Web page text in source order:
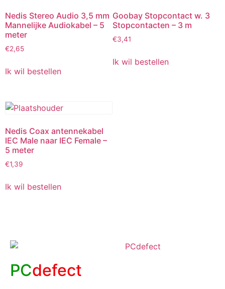
Nedis Stereo Audio 3,5 mm
Mannelijke Audiokabel – 5
meter
€2,65
Ik wil bestellen
Goobay Stopcontact w. 3
Stopcontacten – 3 m
€3,41
Ik wil bestellen
Nedis Coax antennekabel
IEC Male naar IEC Female –
5 meter
€1,39
Ik wil bestellen
PCdefect